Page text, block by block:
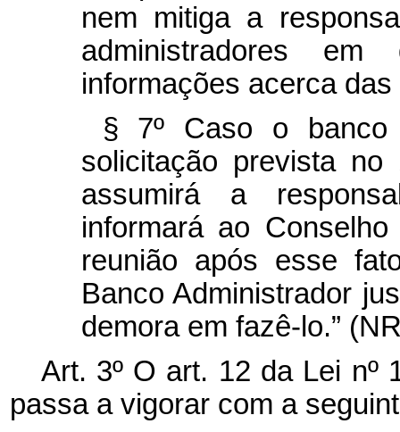
nem mitiga a
administradores
informações acerca
§ 7º Caso o banco
solicitação prevista
assumirá a
informará ao
reunião após esse
Banco Administrador
demora em fazê-lo.”
Art. 3º O art. 12 da Lei nº
passa a vigorar com a